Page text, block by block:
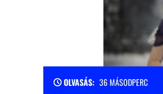
OLVASÁS: 36 MÁSODPERC